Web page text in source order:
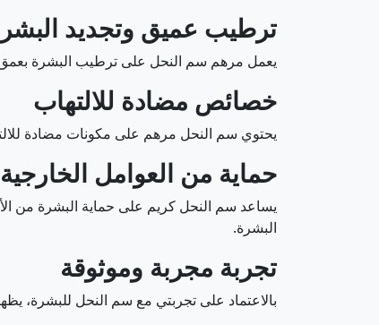
ترطيب عميق وتجديد
يعمل مرهم سم النحل على ترطيب البشرة بعمق،
خصائص مضادة للالتهاب
يحتوي سم النحل مرهم على مكونات مضادة
حماية من العوامل الخارجية
يساعد سم النحل كريم على حماية البشرة من
البشرة.
تجربة مجربة وموثوقة
بالاعتماد على تجربتي مع سم النحل للبشرة،